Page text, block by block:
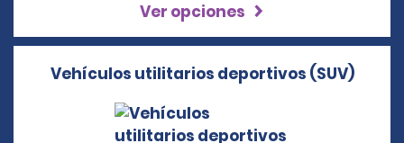
Ver opciones
Vehículos utilitarios deportivos (SUV)